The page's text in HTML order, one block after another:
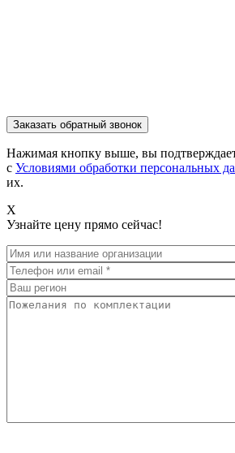
Нажимая кнопку выше, вы
с Условиями обработки персональных
их.
X
Узнайте цену прямо сейчас!